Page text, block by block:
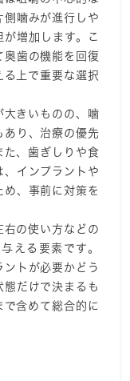
噛みが進行しや
増加します。こ
奥歯の機能を回復
る上で重要な選択
大きいものの、噛
あり、治療の優先
た、歯ぎしりや食
、インプラントや
、事前に対策を
右の使い方などの
える要素です。
ントが必要かどう
だけで決まるも
で含めて総合的に